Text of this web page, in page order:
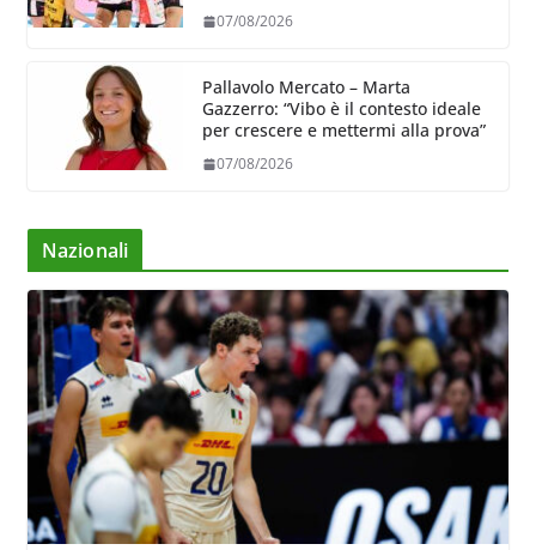
07/08/2026
Pallavolo Mercato – Marta
Gazzerro: “Vibo è il contesto ideale
per crescere e mettermi alla prova”
07/08/2026
Nazionali